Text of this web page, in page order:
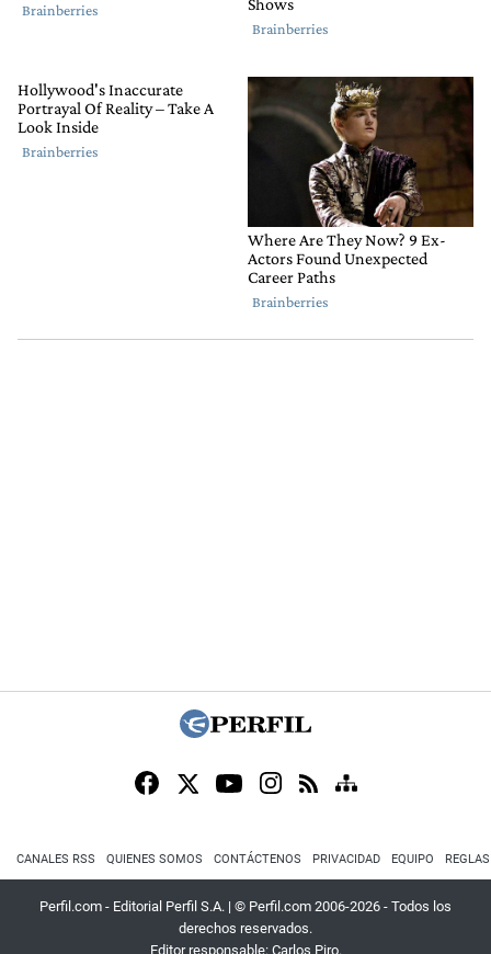
CANALES RSS QUIENES SOMOS CONTÁCTENOS PRIVACIDAD EQUIPO
Perfil.com - Editorial Perfil S.A. | © Perfil.com 2006-2026 - Todos los
derechos reservados.
Editor responsable: Carlos Piro.